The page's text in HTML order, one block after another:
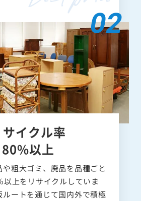
サイクル率
80%以上
や粗大ゴミ、廃品を品種ごと
以上をリサイクルしていま
ルートを通じて国内外で積極